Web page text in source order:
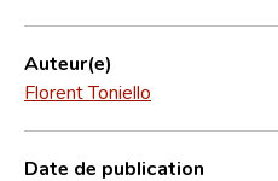
Auteur(e)
Florent Toniello
Date de publication